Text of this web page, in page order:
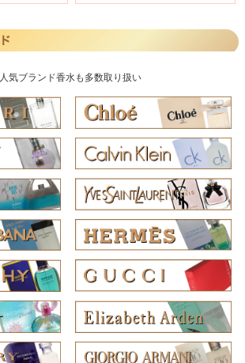
人気ブランド香水も多数取り扱い